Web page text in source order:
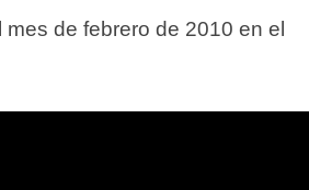
de febrero de 2010 en el